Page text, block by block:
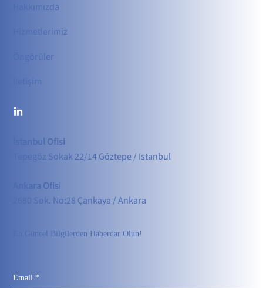
Hakkımızda
Hizmetlerimiz
Öngörüler
İletişim
İstanbul Ofisi
Tepegöz Sokak 22/14 Göztepe / Istanbul
Ankara Ofisi
2680 Sok. No:28 Çankaya / Ankara
En Güncel Bilgilerden Haberdar Olun!
Email *